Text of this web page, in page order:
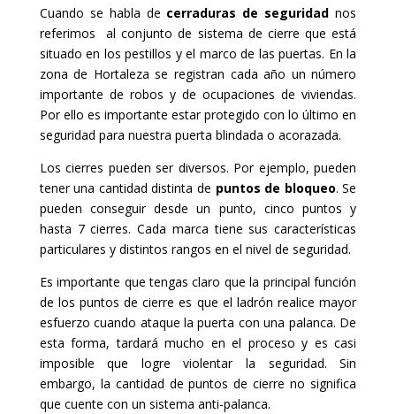
Cuando se habla de cerraduras de seguridad nos
referimos al conjunto de sistema de cierre que está
situado en los pestillos y el marco de las puertas. En la
zona de Hortaleza se registran cada año un número
importante de robos y de ocupaciones de viviendas.
Por ello es importante estar protegido con lo último en
seguridad para nuestra puerta blindada o acorazada.
Los cierres pueden ser diversos. Por ejemplo, pueden
tener una cantidad distinta de puntos de bloqueo. Se
pueden conseguir desde un punto, cinco puntos y
hasta 7 cierres. Cada marca tiene sus características
particulares y distintos rangos en el nivel de seguridad.
Es importante que tengas claro que la principal función
de los puntos de cierre es que el ladrón realice mayor
esfuerzo cuando ataque la puerta con una palanca. De
esta forma, tardará mucho en el proceso y es casi
imposible que logre violentar la seguridad. Sin
embargo, la cantidad de puntos de cierre no significa
que cuente con un sistema anti-palanca.